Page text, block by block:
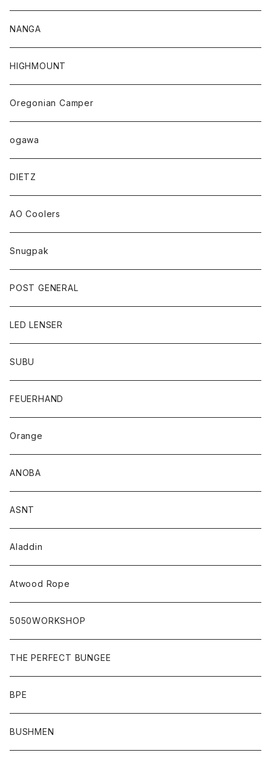
NANGA
HIGHMOUNT
Oregonian Camper
ogawa
DIETZ
AO Coolers
Snugpak
POST GENERAL
LED LENSER
SUBU
FEUERHAND
Orange
ANOBA
ASNT
Aladdin
Atwood Rope
5050WORKSHOP
THE PERFECT BUNGEE
BPE
BUSHMEN